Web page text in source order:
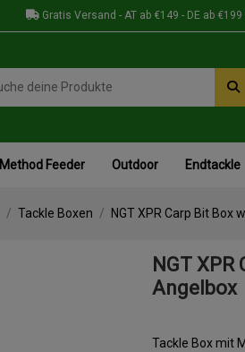
Gratis Versand - AT ab €149 - DE ab €199
Method Feeder Outdoor Endtackle
Tackle Boxen NGT XPR Carp Bit Box
NGT
Angelbox
Tackle Box mit